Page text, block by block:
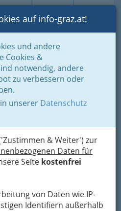
Suche Login Toggle
auf info-graz.at!
und andere
Cookies &
notwendig, andere
zu verbessern oder
unserer Datenschutz
& Weiter') zur
Daten für
Seite kostenfrei
von Daten wie IP-
Identifiern außerhalb
Feste im Jahreszyklus
Silvester und Neujahr
& Interessantes
und wir basteln Strohsterne
Jahre
basteln